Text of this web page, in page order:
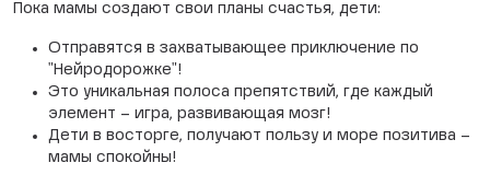
Пока мамы создают свои планы счастья, дети:
Отправятся в захватывающее приключение по
"Нейродорожке"!
Это уникальная полоса препятствий, где каждый
элемент – игра, развивающая мозг!
Дети в восторге, получают пользу и море позитива –
мамы спокойны!